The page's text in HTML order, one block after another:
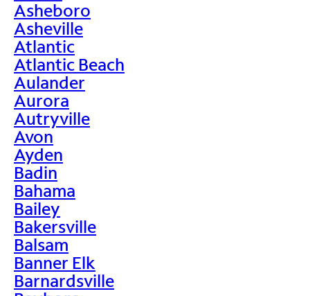
Asheboro
Asheville
Atlantic
Atlantic Beach
Aulander
Aurora
Autryville
Avon
Ayden
Badin
Bahama
Bailey
Bakersville
Balsam
Banner Elk
Barnardsville